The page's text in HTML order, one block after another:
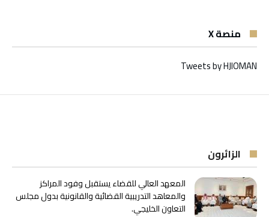
منصة X
Tweets by HJIOMAN
الزائرون
المعهد العالي للقضاء يستقبل وفود المراكز
والمعاهد التدريبية القضائية والقانونية بدول مجلس
التعاون الخليجي.